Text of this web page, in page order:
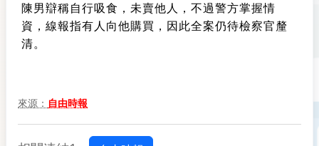
陳男辯稱自行吸食，未賣他人，不過警方掌握情
資，線報指有人向他購買，因此全案仍待檢察官釐
清。
來源： 自由時報